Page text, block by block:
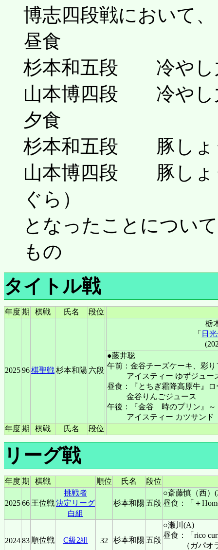
博志四段戦において、
昼食
杉本和五段 冷やし
山本博四段 冷やし
夕食
杉本和五段 豚しょ
山本博四段 豚しょ
ぐら）
となったことについ
もの
タイトル戦
年度期 棋戦 氏名 段位
202596棋聖戦杉本和陽 六段
栃
「 日
●藤井聡
午前：金谷チーズケーキ、彩
アイスティー ゆずジュー
昼食：『とちぎ霜降高原牛』
金谷りんごジュース
午後：『金谷 時のプリン』～
アイスティー カツサンド
年度期 棋戦 氏名 段位
リーグ戦
年度期 棋戦 順位 氏名 段位
202566 王位戦
挑戦者
決定リーグ
白組
杉本和陽 五段
○斎藤慎（西）
昼食：「＋
202483 順位戦 C級2組 32 杉本和陽 五段
○瀬川(A)
昼食：「rico
（ガパ